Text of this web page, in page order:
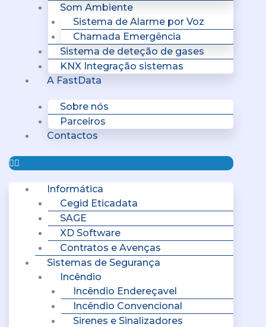
Som Ambiente
Sistema de Alarme por Voz
Chamada Emergência
Sistema de deteção de gases
KNX Integração sistemas
A FastData
Sobre nós
Parceiros
Contactos
Informática
Cegid Eticadata
SAGE
XD Software
Contratos e Avenças
Sistemas de Segurança
Incêndio
Incêndio Endereçavel
Incêndio Convencional
Sirenes e Sinalizadores